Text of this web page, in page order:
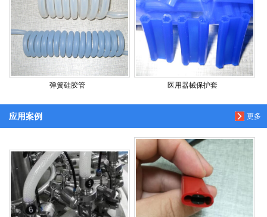
弹簧硅胶管 医用器械保护套
更多
应用案例